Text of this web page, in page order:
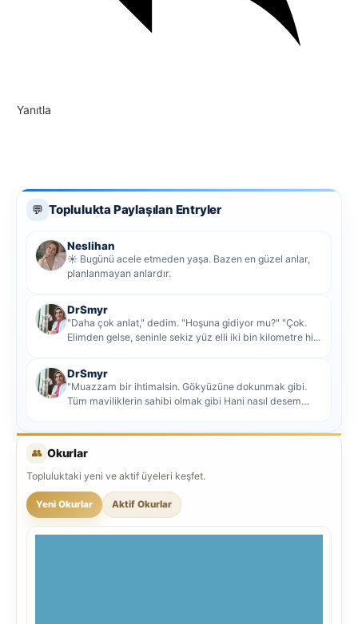
Yanıtla
💬 Toplulukta Paylaşılan Entryler
Neslihan
☀️ Bugünü acele etmeden yaşa. Bazen en güzel anlar,
planlanmayan anlardır.
DrSmyr
"Daha çok anlat," dedim. "Hoşuna gidiyor mu?" "Çok.
Elimden gelse, seninle sekiz yüz elli iki bin kilometre hi...
DrSmyr
"Muazzam bir ihtimalsin. Gökyüzüne dokunmak gibi.
Tüm maviliklerin sahibi olmak gibi Hani nasıl desem
👥 Okurlar
Topluluktaki yeni ve aktif üyeleri keşfet.
Yeni Okurlar Aktif Okurlar